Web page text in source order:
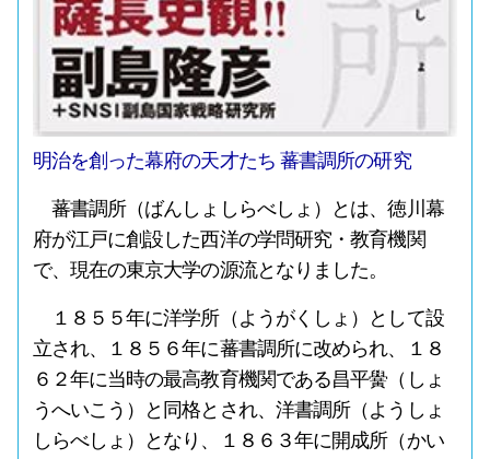
明治を創った幕府の天才たち 蕃書調所の研究
蕃書調所（ばんしょしらべしょ）とは、徳川幕
府が江戸に創設した西洋の学問研究・教育機関
で、現在の東京大学の源流となりました。
１８５５年に洋学所（ようがくしょ）として設
立され、１８５６年に蕃書調所に改められ、１８
６２年に当時の最高教育機関である昌平黌（しょ
うへいこう）と同格とされ、洋書調所（ようしょ
しらべしょ）となり、１８６３年に開成所（かい